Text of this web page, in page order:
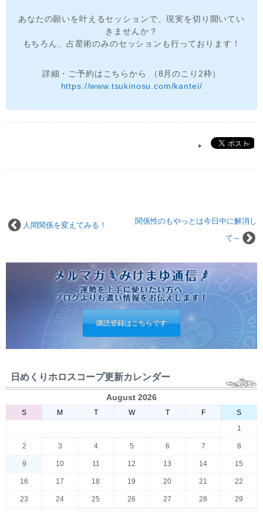
あなたの願いを叶えるセッションで、現実を切り開いてい
きませんか？
もちろん、占星術のみのセッションも行っております！
詳細・ご予約はこちらから （8月のこり2枠）
https://www.tsukinosu.com/kantei/
関係性のもやっとは今日中に解消し
て～
人間関係を変えてみる！
購読登録はこちらです
日めくりホロスコープ更新カレンダー
August 2026
S M T W T F
S
1
2 3 4 5 6 7 8
9 10 11 12 13 14 15
16 17 18 19 20 21 22
23 24 25 26 27 28 29